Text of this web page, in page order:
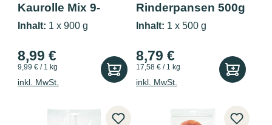
Kaurolle Mix 9-
10mm 900g
Inhalt: 1 x 900 g
8,99 €
9,99 € / 1 kg
inkl. MwSt.
Rinderpansen 500g
Inhalt: 1 x 500 g
8,79 €
17,58 € / 1 kg
inkl. MwSt.